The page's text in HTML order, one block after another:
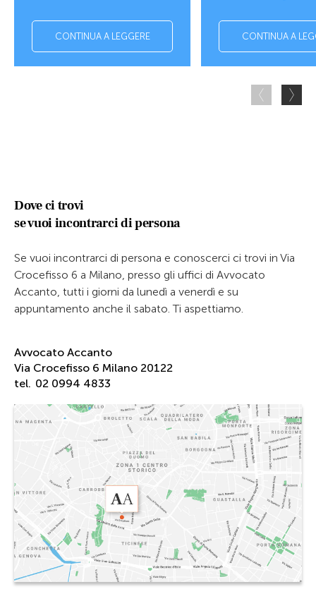
CONTINUA A LEGGERE CONTINUA A
Dove ci trovi
se vuoi incontrarci di persona
Se vuoi incontrarci di persona e conoscerci ci trovi in Via
Crocefisso 6 a Milano, presso gli uffici di Avvocato
Accanto, tutti i giorni da lunedì a venerdì e su
appuntamento anche il sabato. Ti aspettiamo.
Avvocato Accanto
Via Crocefisso 6 Milano 20122
tel. 02 0994 4833